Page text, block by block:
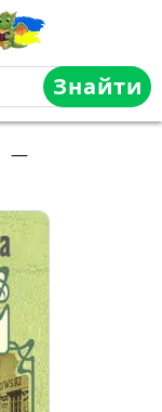
Знайти
—